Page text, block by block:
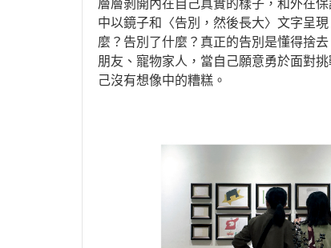
層層剝開內在自己真實的樣子，和外在
中以鏡子和〈告別，然後長大〉文字呈
麼？告別了什麼？真正的告別是懂得捨
朋友、寵物家人，當自己願意勇於面對
己沒有想像中的糟糕。